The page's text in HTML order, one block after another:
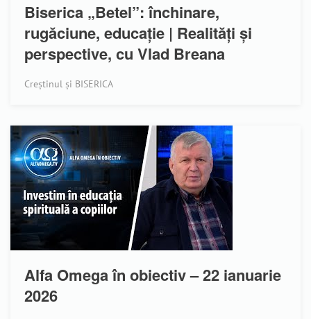
Biserica „Betel”: închinare,
rugăciune, educație | Realități și
perspective, cu Vlad Breana
Creștinul și BISERICA
Alfa Omega în obiectiv – 22 ianuarie
2026